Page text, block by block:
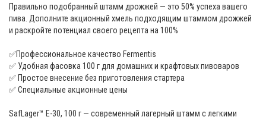
Правильно подобранный штамм дрожжей — это 50% успеха вашего
пива. Дополните акционный хмель подходящим штаммом дрожжей
и раскройте потенциал своего рецепта на 100%
✅Профессиональное качество Fermentis
✅ Удобная фасовка 100 г для домашних и крафтовых пивоваров
✅ Простое внесение без приготовления стартера
✅ Специальные акционные цены
SafLager™ E-30, 100 г — современный лагерный штамм с легкими